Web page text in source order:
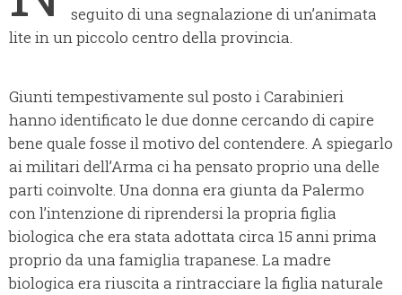
seguito di una segnalazione di un’animata
lite in un piccolo centro della provincia.
Giunti tempestivamente sul posto i Carabinieri
hanno identificato le due donne cercando di capire
bene quale fosse il motivo del contendere. A spiegarlo
ai militari dell’Arma ci ha pensato proprio una delle
parti coinvolte. Una donna era giunta da Palermo
con l’intenzione di riprendersi la propria figlia
biologica che era stata adottata circa 15 anni prima
proprio da una famiglia trapanese. La madre
biologica era riuscita a rintracciare la figlia naturale